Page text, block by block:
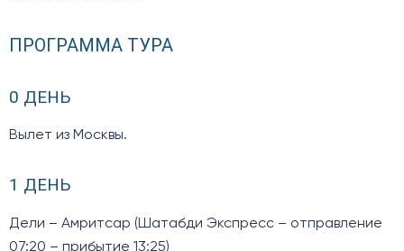
ПРОГРАММА ТУРА
0 ДЕНЬ
Вылет из Москвы.
1 ДЕНЬ
Дели – Амритсар (Шатабди Экспресс – отправление
07:20 – прибытие 13:25)